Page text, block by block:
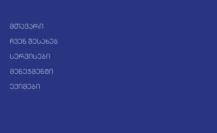
მთავარი
ჩვენ შესახებ
სერვისები
მენეჯმენტი
ექიმები